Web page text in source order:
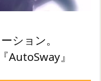
ション。
AutoSway』